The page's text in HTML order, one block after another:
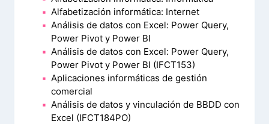
Alfabetización informática: Internet
Análisis de datos con Excel: Power Query,
Power Pivot y Power BI
Análisis de datos con Excel: Power Query,
Power Pivot y Power BI (IFCT153)
Aplicaciones informáticas de gestión
comercial
Análisis de datos y vinculación de BBDD con
Excel (IFCT184PO)